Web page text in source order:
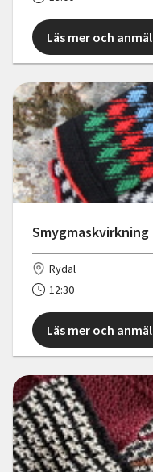
Läs mer och anmäl
Smygmaskvirkning
Rydal
12:30
Läs mer och anmäl